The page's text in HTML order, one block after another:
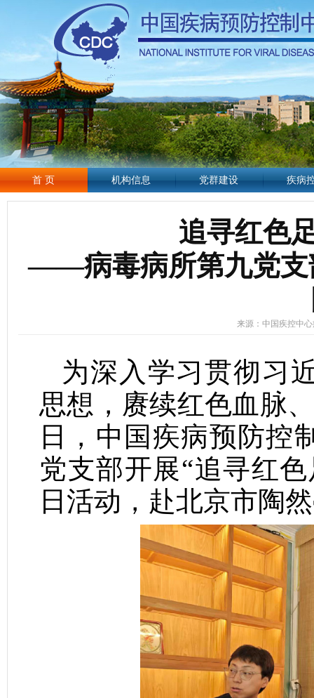
首 页 机构信息 党群建设 疾病
追寻红色
——病毒病所第九党支
来源：中国疾控中
为深入学习贯彻习
思想，赓续红色血脉
日，中国疾病预防控
党支部开展“追寻红
日活动，赴北京市陶